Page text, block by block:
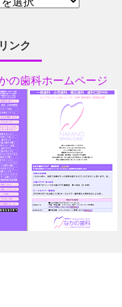
ンク
の歯科ホームページ